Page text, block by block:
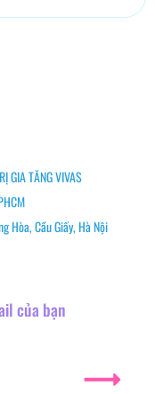
GIA TĂNG VIVAS
Hòa, Cầu Giấy, Hà Nội
của bạn